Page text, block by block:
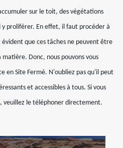
sur le toit, des végétations
y proliférer. En effet, il faut procéder à
que ces tâches ne peuvent être
matière. Donc, nous pouvons vous
en Site Fermé. N'oubliez pas qu'il peut
et accessibles à tous. Si vous
veuillez le téléphoner directement.